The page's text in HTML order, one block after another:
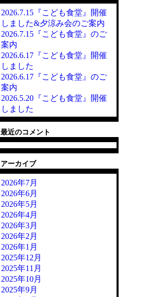
2026.7.15『こども食堂』開催
しました&夕涼み会のご案内
2026.7.15『こども食堂』のご
案内
2026.6.17『こども食堂』開催
しました
2026.6.17『こども食堂』のご
案内
2026.5.20『こども食堂』開催
しました
最近のコメント
アーカイブ
2026年7月
2026年6月
2026年5月
2026年4月
2026年3月
2026年2月
2026年1月
2025年12月
2025年11月
2025年10月
2025年9月